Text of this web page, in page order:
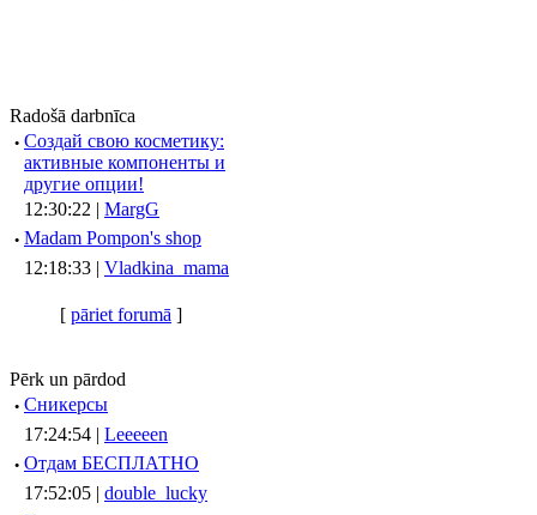
Radošā darbnīca
· Создай свою косметику:
активные компоненты и
другие опции!
12:30:22 | MargG
· Madam Pompon's shop
12:18:33 | Vladkina_mama
[ pāriet forumā ]
Pērk un pārdod
· Сникерсы
17:24:54 | Leeeeen
· Отдам БЕСПЛАТНО
17:52:05 | double_lucky